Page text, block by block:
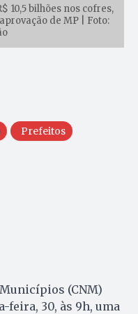
10,5 bilhões nos cofres,
de MP | Foto:
Prefeitos
(CNM)
feira, 30, às 9h, uma